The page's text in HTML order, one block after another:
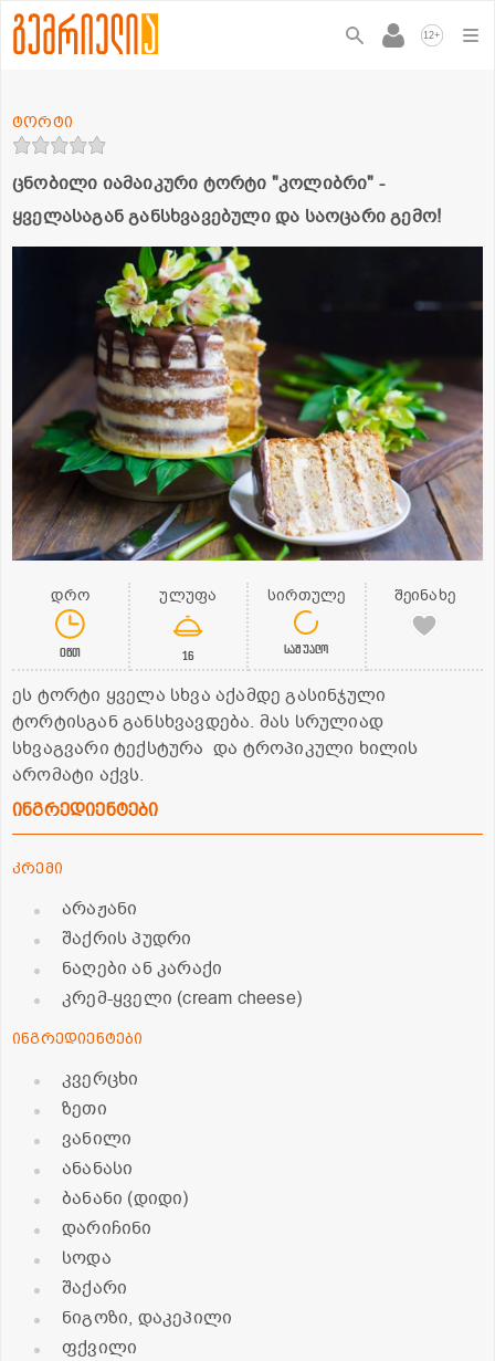
12+
ცნობილი იამაიკური ტორტი "კოლიბრი" -
ყველასაგან განსხვავებული და საოცარი გემო!
ტორტი
დრო
0წთ
ულუფა
16
სირთულე
საშუალო
შეინახე
ეს ტორტი ყველა სხვა აქამდე გასინჯული
ტორტისგან განსხვავდება. მას სრულიად
სხვაგვარი ტექსტურა და ტროპიკული ხილის
არომატი აქვს.
ინგრედიენტები
კრემი
არაჟანი
შაქრის პუდრი
ნაღები ან კარაქი
კრემ-ყველი (cream cheese)
ინგრედიენტები
კვერცხი
ზეთი
ვანილი
ანანასი
ბანანი (დიდი)
დარიჩინი
სოდა
შაქარი
ნიგოზი, დაკეპილი
ფქვილი